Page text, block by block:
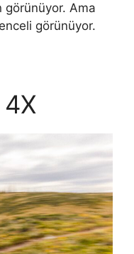
görünüyor. Ama
görünüyor.